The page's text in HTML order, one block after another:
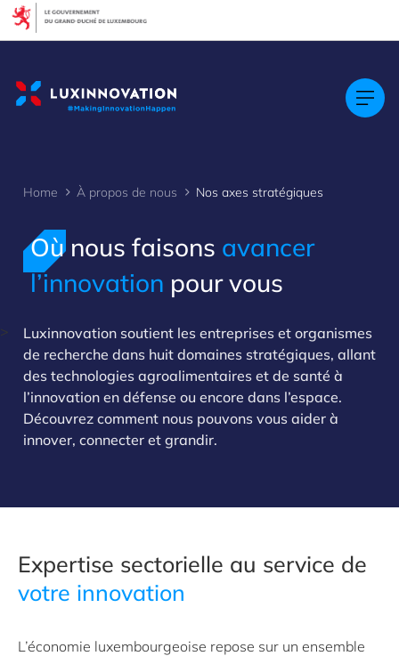
>
Home À propos de nous Nos axes stratégiques
Où nous faisons avancer
l’innovation pour vous
Luxinnovation soutient les entreprises et organismes
de recherche dans huit domaines stratégiques, allant
des technologies agroalimentaires et de santé à
l’innovation en défense ou encore dans l’espace.
Découvrez comment nous pouvons vous aider à
innover, connecter et grandir.
Expertise sectorielle au service de
votre innovation
L’économie luxembourgeoise repose sur un ensemble
Cookies management panel